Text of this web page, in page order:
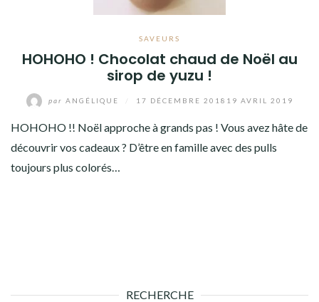
SAVEURS
HOHOHO ! Chocolat chaud de Noël au
sirop de yuzu !
par ANGÉLIQUE 17 DÉCEMBRE 2018 19 AVRIL 2019
HOHOHO !! Noël approche à grands pas ! Vous avez hâte de
découvrir vos cadeaux ? D’être en famille avec des pulls
toujours plus colorés…
RECHERCHE